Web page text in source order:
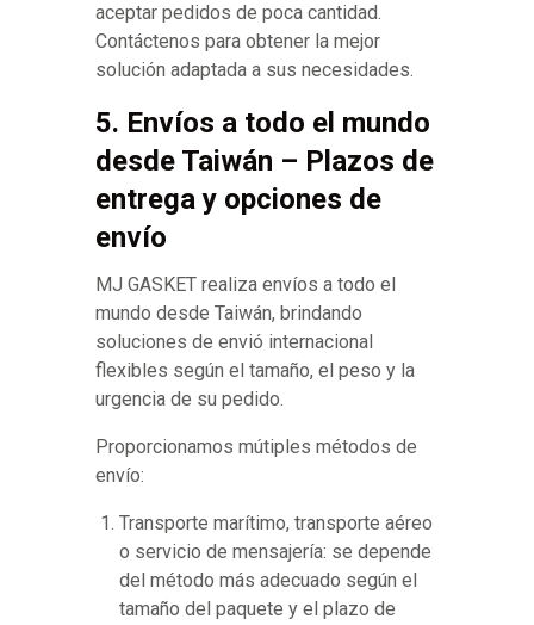
aceptar pedidos de poca cantidad.
Contáctenos para obtener la mejor
solución adaptada a sus necesidades.
5. Envíos a todo el mundo
desde Taiwán – Plazos de
entrega y opciones de
envío
MJ GASKET realiza envíos a todo el
mundo desde Taiwán, brindando
soluciones de envió internacional
flexibles según el tamaño, el peso y la
urgencia de su pedido.
Proporcionamos mútiples métodos de
envío:
Transporte marítimo, transporte aéreo
o servicio de mensajería: se depende
del método más adecuado según el
tamaño del paquete y el plazo de